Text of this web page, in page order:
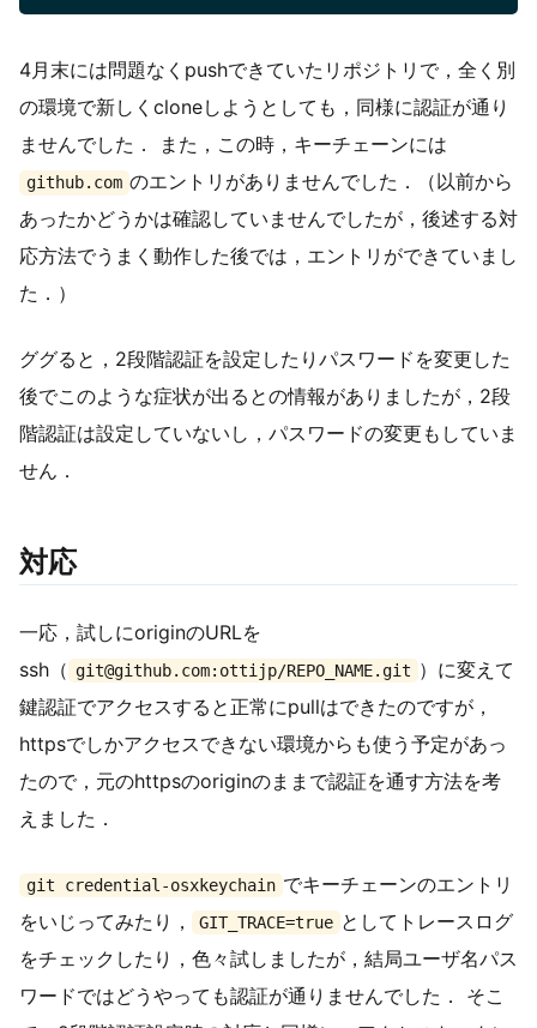
4月末には問題なくpushできていたリポジトリで，全く別
の環境で新しくcloneしようとしても，同様に認証が通り
ませんでした． また，この時，キーチェーンには
github.com のエントリがありませんでした．（以前から
あったかどうかは確認していませんでしたが，後述する対
応方法でうまく動作した後では，エントリができていまし
た．）
ググると，2段階認証を設定したりパスワードを変更した
後でこのような症状が出るとの情報がありましたが，2段
階認証は設定していないし，パスワードの変更もしていま
せん．
対応
一応，試しにoriginのURLを
ssh（ git@github.com:ottijp/REPO_NAME.git ）に変えて
鍵認証でアクセスすると正常にpullはできたのですが，
httpsでしかアクセスできない環境からも使う予定があっ
たので，元のhttpsのoriginのままで認証を通す方法を考
えました．
git credential-osxkeychain でキーチェーンのエントリ
をいじってみたり，
GIT_TRACE=true としてトレースログ
をチェックしたり，色々試しましたが，結局ユーザ名パス
ワードではどうやっても認証が通りませんでした． そこ